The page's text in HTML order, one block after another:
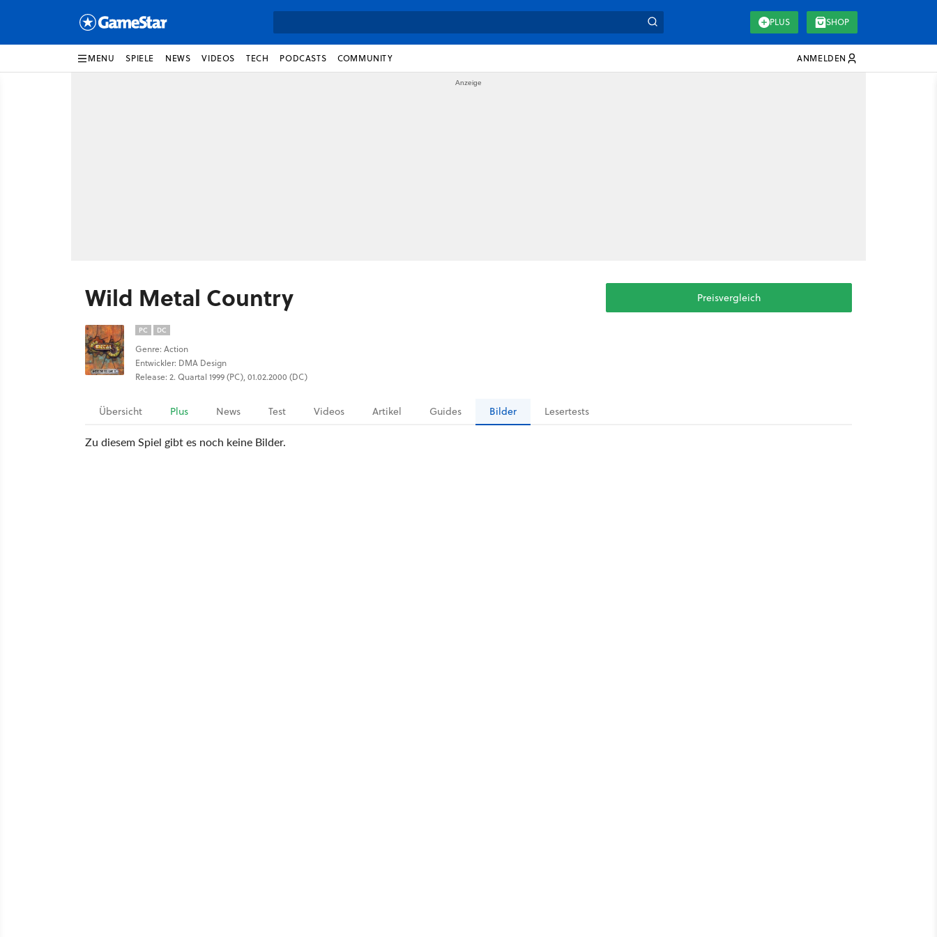
PLUS SHOP
MENU SPIELE NEWS VIDEOS TECH PODCASTS COMMUNITY ANMELDEN
Wild Metal Country
PC DC
Genre: Action
Entwickler: DMA Design
Release: 2. Quartal 1999 (PC), 01.02.2000 (DC)
Preisvergleich
Übersicht Plus News Test Videos Artikel Guides Bilder Lesertests
Zu diesem Spiel gibt es noch keine Bilder.